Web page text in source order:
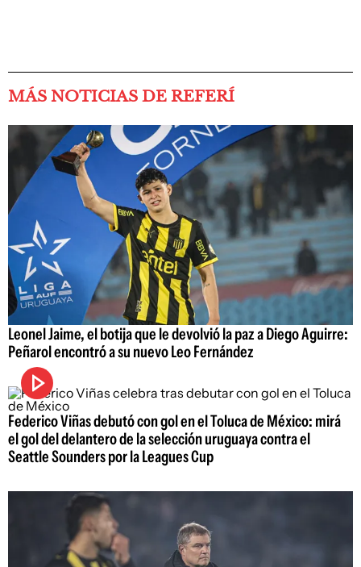
MÁS NOTICIAS DE REFERÍ
Leonel Jaime, el botija que le devolvió la paz a Diego Aguirre:
Peñarol encontró a su nuevo Leo Fernández
Federico Viñas debutó con gol en el Toluca de México: mirá
el gol del delantero de la selección uruguaya contra el
Seattle Sounders por la Leagues Cup